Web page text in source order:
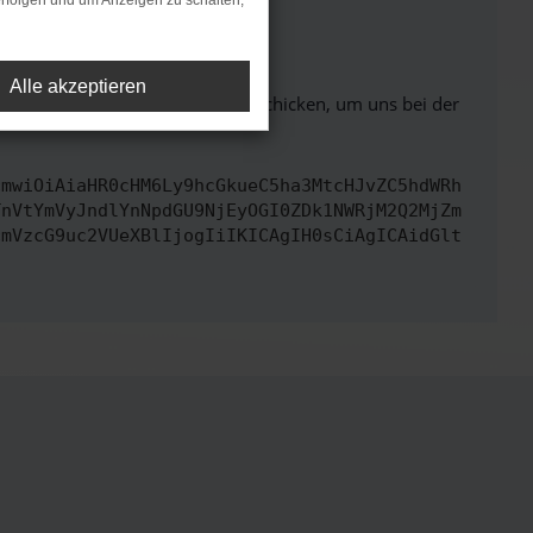
unterstützt werden.
Du kannst uns diesen Text schicken, um uns bei der
Alle akzeptieren